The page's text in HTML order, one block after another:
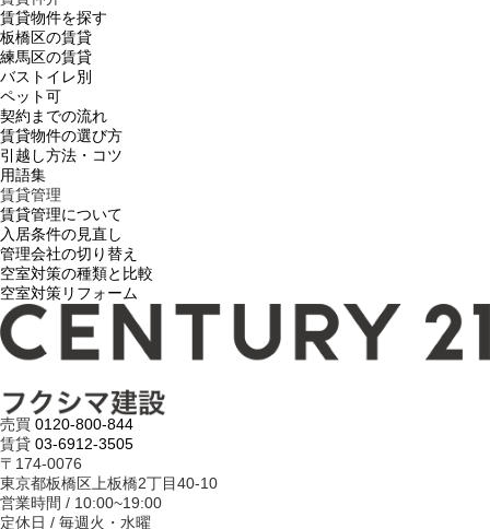
賃貸物件を探す
板橋区の賃貸
練馬区の賃貸
バストイレ別
ペット可
契約までの流れ
賃貸物件の選び方
引越し方法・コツ
用語集
賃貸管理
賃貸管理について
入居条件の見直し
管理会社の切り替え
空室対策の種類と比較
空室対策リフォーム
売買 0120-800-844
賃貸 03-6912-3505
〒174-0076
東京都板橋区上板橋2丁目40-10
営業時間 / 10:00~19:00
定休日 / 毎週火・水曜